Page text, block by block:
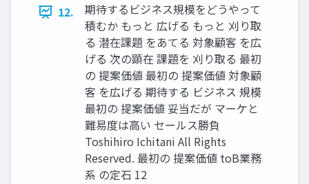
12.
期待するビジネス規模をどうやって
積むか もっと 広げる もっと 刈り取
る 潜在課題 をあてる 対象顧客 を広
げる 次の顕在 課題を 刈り取る 最初
の 提案価値 最初の 提案価値 対象顧
客 を広げる 期待する ビジネス 規模
最初の 提案価値 妥当だが マーケと
難易度は⾼い セールス勝負
Toshihiro Ichitani All Rights
Reserved. 最初の 提案価値 toB業務
系 の定⽯ 12